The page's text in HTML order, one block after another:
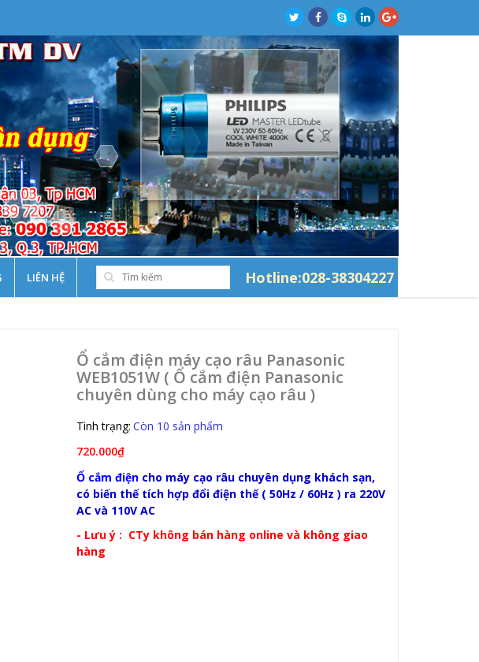
LIÊN HỆ Hotline:028-38304227
Ổ cắm điện máy cạo râu Panasonic
WEB1051W ( Ổ cắm điện Panasonic
chuyên dùng cho máy cạo râu )
Tình trạng: Còn 10 sản phẩm
720.000₫
Ổ cắm điện cho máy cạo râu chuyên dụng khách sạn,
có biến thế tích hợp đổi điện thế ( 50Hz / 60Hz ) ra 220V
AC và 110V AC
- Lưu ý : CTy không bán hàng online và không giao
hàng